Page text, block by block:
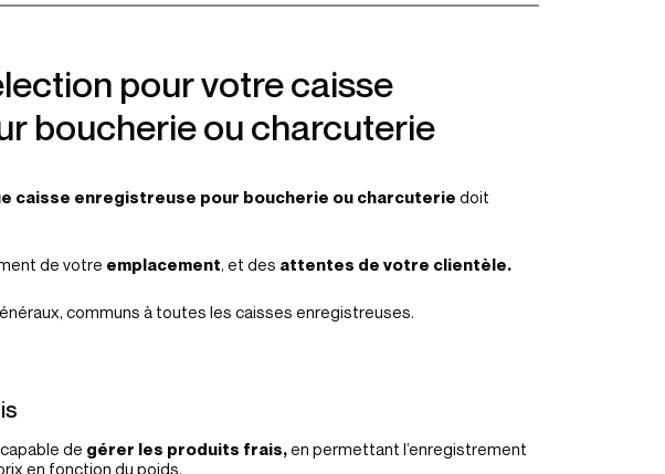
pour votre caisse
boucherie ou charcuterie
caisse enregistreuse pour boucherie ou charcuterie doit
de votre emplacement, et des attentes de votre clientèle.
communs à toutes les caisses enregistreuses.
de gérer les produits frais,en permettant l’enregistrement
en fonction du poids.